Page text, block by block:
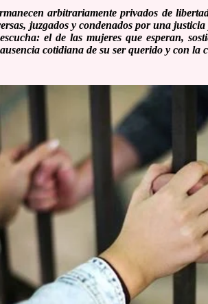
arbitrariamente privados de
juzgados y condenados por una
el de las mujeres que esperan,
cotidiana de su ser querido y con